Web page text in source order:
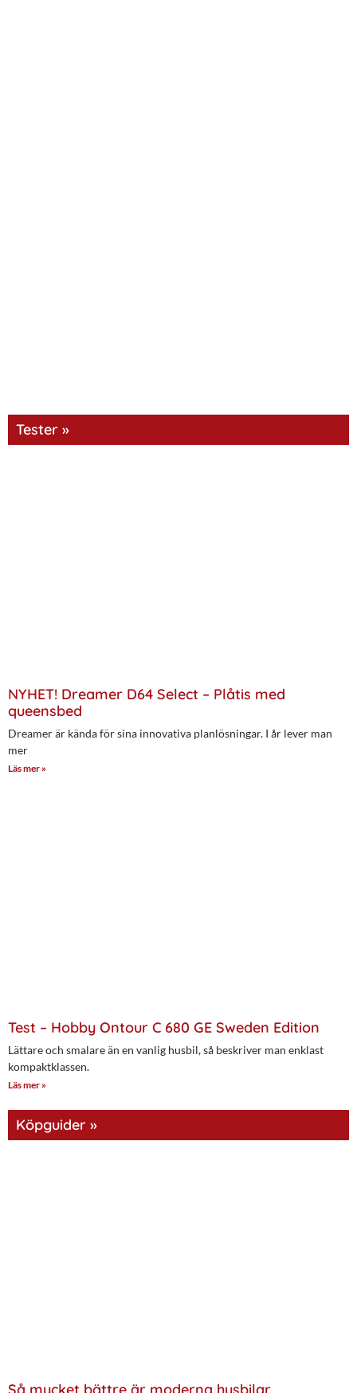
Tester »
NYHET! Dreamer D64 Select – Plåtis med
queensbed
Dreamer är kända för sina innovativa planlösningar. I år lever man
mer
Läs mer »
Test – Hobby Ontour C 680 GE Sweden Edition
Lättare och smalare än en vanlig husbil, så beskriver man enklast
kompaktklassen.
Läs mer »
Köpguider »